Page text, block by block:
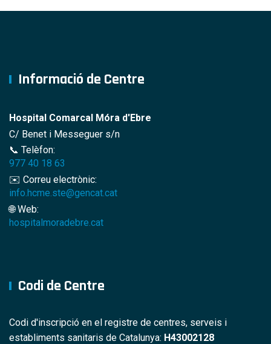
Informació de Centre
Hospital Comarcal Móra d'Ebre
C/ Benet i Messeguer s/n
📞 Telèfon:
977 40 18 63
✉️ Correu electrònic:
info.hcme.ste@gencat.cat
🌐 Web:
hospitalmoradebre.cat
Codi de Centre
Codi d'inscripció en el registre de centres, serveis i
establiments sanitaris de Catalunya: H43002128